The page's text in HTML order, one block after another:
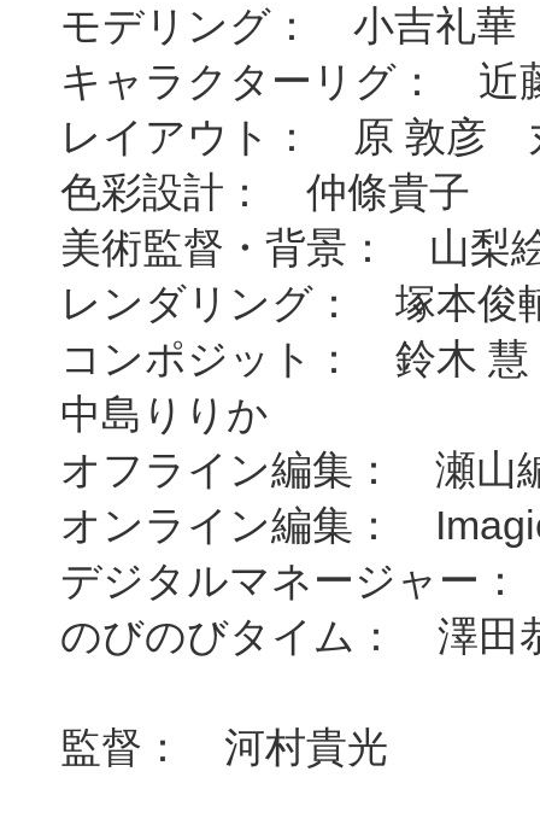
モデリング： 小吉礼華
キャラクターリグ： 近
レイアウト： 原 敦彦
色彩設計： 仲條貴子
美術監督・背景： 山梨
レンダリング： 塚本
コンポジット： 鈴木
中島りりか
オフライン編集： 瀬
オンライン編集：
デジタルマネージャー
のびのびタイム： 澤田
監督： 河村貴光